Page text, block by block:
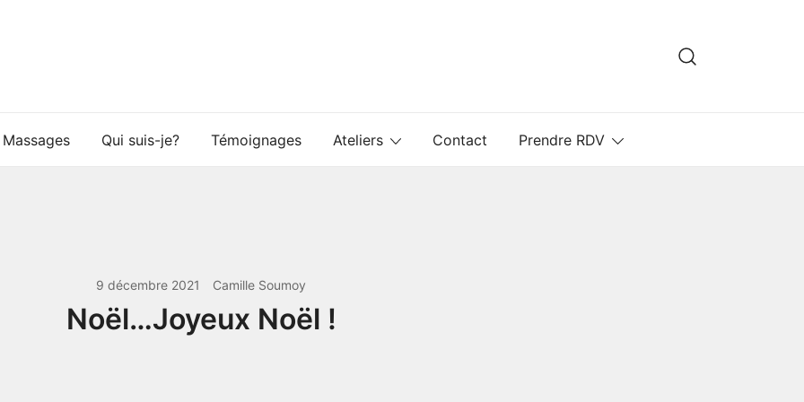
Massages Qui suis-je? Témoignages Ateliers Contact Prendre RDV
9 décembre 2021 Camille Soumoy
Noël…Joyeux Noël !